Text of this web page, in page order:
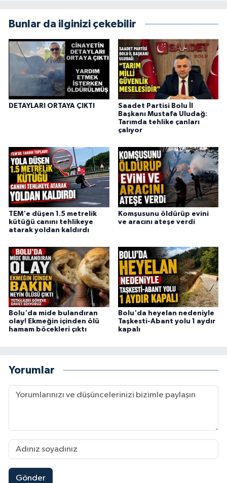
Bunlar da ilginizi çekebilir
DETAYLARI ORTAYA ÇIKTI
Saadet Partisi Bolu İl
Başkanı Mustafa Uludağ:
Tarımda tehlike çanları
çalıyor
TEM'e düşen 1.5 metrelik
kütüğü canını tehlikeye
atarak yoldan kaldırdı
Komşusunu öldürüp evini
ve aracını ateşe verdi
Bolu'da mide bulandıran
olay! Ekmeğin içinden ölü
hamam böcekleri çıktı
Bolu'da heyelan nedeniyle
Taşkesti-Abant yolu 1 aydır
kapalı
Yorumlar
Gönder